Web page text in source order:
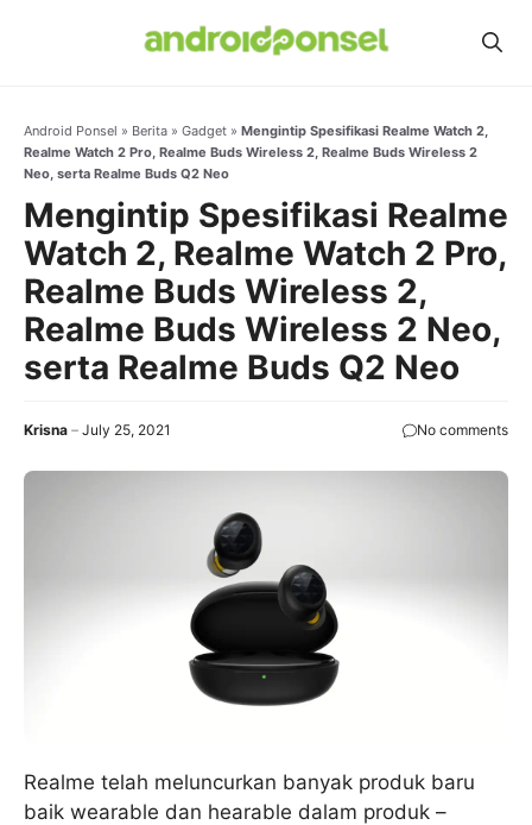
Android Ponsel » Berita » Gadget » Mengintip Spesifikasi Realme Watch 2,
Realme Watch 2 Pro, Realme Buds Wireless 2, Realme Buds Wireless 2
Neo, serta Realme Buds Q2 Neo
Mengintip Spesifikasi Realme
Watch 2, Realme Watch 2 Pro,
Realme Buds Wireless 2,
Realme Buds Wireless 2 Neo,
serta Realme Buds Q2 Neo
Krisna July 25, 2021 No comments
Realme telah meluncurkan banyak produk baru
baik wearable dan hearable dalam produk –